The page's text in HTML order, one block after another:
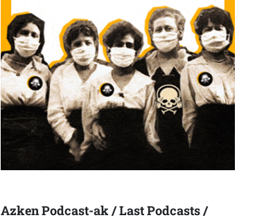
Azken Podcast-ak / Last Podcasts /